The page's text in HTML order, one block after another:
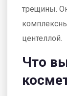
трещины.
центеллой.
Что